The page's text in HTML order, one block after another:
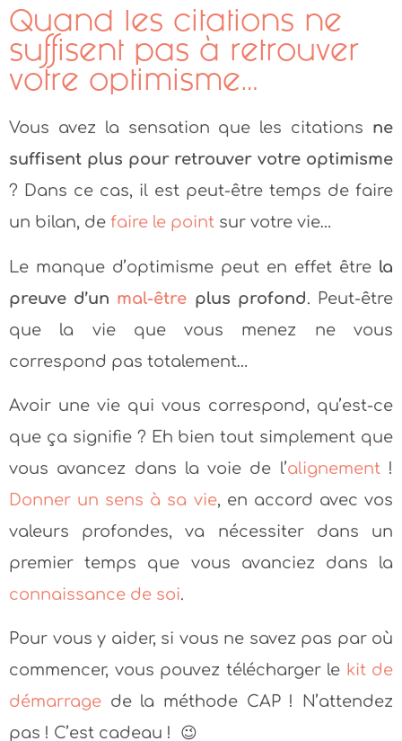
Quand les citations ne
suffisent pas à retrouver
votre optimisme…
Vous avez la sensation que les citations ne
suffisent plus pour retrouver votre optimisme
? Dans ce cas, il est peut-être temps de faire
un bilan, de faire le point sur votre vie…
Le manque d’optimisme peut en effet être la
preuve d’un mal-être plus profond. Peut-être
que la vie que vous menez ne vous
correspond pas totalement…
Avoir une vie qui vous correspond, qu’est-ce
que ça signifie ? Eh bien tout simplement que
vous avancez dans la voie de l’alignement !
Donner un sens à sa vie, en accord avec vos
valeurs profondes, va nécessiter dans un
premier temps que vous avanciez dans la
connaissance de soi.
Pour vous y aider, si vous ne savez pas par où
commencer, vous pouvez télécharger le kit de
démarrage de la méthode CAP ! N’attendez
pas ! C’est cadeau ! 😉